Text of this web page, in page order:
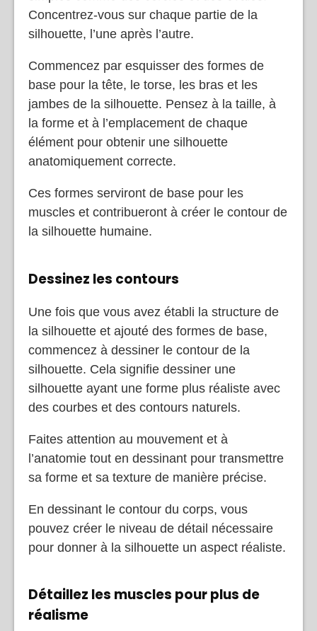
Concentrez-vous sur chaque partie de la
silhouette, l’une après l’autre.
Commencez par esquisser des formes de
base pour la tête, le torse, les bras et les
jambes de la silhouette. Pensez à la taille, à
la forme et à l’emplacement de chaque
élément pour obtenir une silhouette
anatomiquement correcte.
Ces formes serviront de base pour les
muscles et contribueront à créer le contour de
la silhouette humaine.
Dessinez les contours
Une fois que vous avez établi la structure de
la silhouette et ajouté des formes de base,
commencez à dessiner le contour de la
silhouette. Cela signifie dessiner une
silhouette ayant une forme plus réaliste avec
des courbes et des contours naturels.
Faites attention au mouvement et à
l’anatomie tout en dessinant pour transmettre
sa forme et sa texture de manière précise.
En dessinant le contour du corps, vous
pouvez créer le niveau de détail nécessaire
pour donner à la silhouette un aspect réaliste.
Détaillez les muscles pour plus de
réalisme